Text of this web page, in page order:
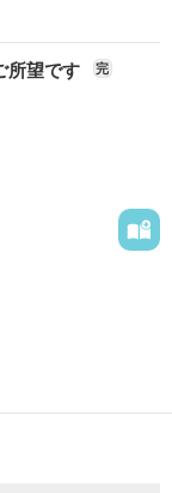
所望です 完
氏。